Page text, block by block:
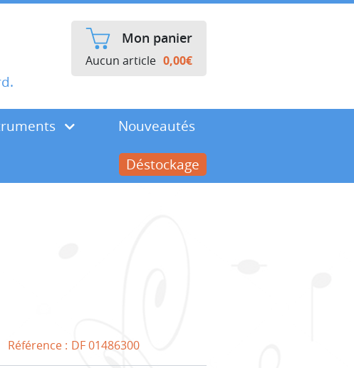
Mon panier
Aucun article 0,00€
Nouveautés
Déstockage
Référence : DF 01486300